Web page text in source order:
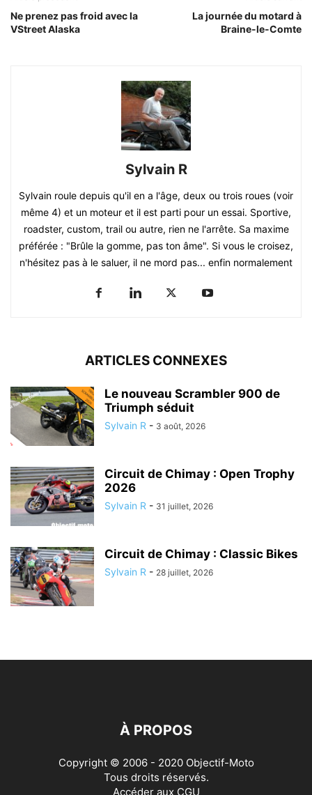
Ne prenez pas froid avec la
VStreet Alaska
La journée du motard à
Braine-le-Comte
Sylvain R
Sylvain roule depuis qu'il en a l'âge, deux ou trois roues (voir
même 4) et un moteur et il est parti pour un essai. Sportive,
roadster, custom, trail ou autre, rien ne l'arrête. Sa maxime
préférée : "Brûle la gomme, pas ton âme". Si vous le croisez,
n'hésitez pas à le saluer, il ne mord pas... enfin normalement
ARTICLES CONNEXES
Le nouveau Scrambler 900 de
Triumph séduit
Sylvain R - 3 août, 2026
Circuit de Chimay : Open Trophy
2026
Sylvain R - 31 juillet, 2026
Circuit de Chimay : Classic Bikes
Sylvain R - 28 juillet, 2026
À PROPOS
Copyright © 2006 - 2020 Objectif-Moto
Tous droits réservés.
Accéder aux CGU